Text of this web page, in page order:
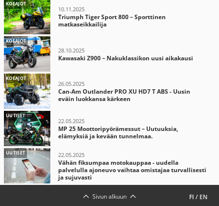
KOEAJOT
10.11.2025
Triumph Tiger Sport 800 – Sporttinen
matkaseikkailija
KOEAJOT
28.10.2025
Kawasaki Z900 – Nakuklassikon uusi aikakausi
KOEAJOT
26.05.2025
Can-Am Outlander PRO XU HD7 T ABS - Uusin
eväin luokkansa kärkeen
UUTISET
22.05.2025
MP 25 Moottoripyörämessut – Uutuuksia,
elämyksiä ja kevään tunnelmaa.
UUTISET 22.05.2025
Vähän fiksumpaa motokauppaa - uudella
palvelulla ajoneuvo vaihtaa omistajaa turvallisesti
ja sujuvasti
FI / EN
Sivun alkuun